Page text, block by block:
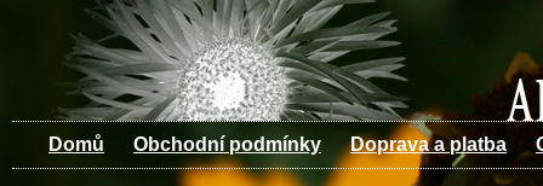
Domů Obchodní podmínky Doprava a platba